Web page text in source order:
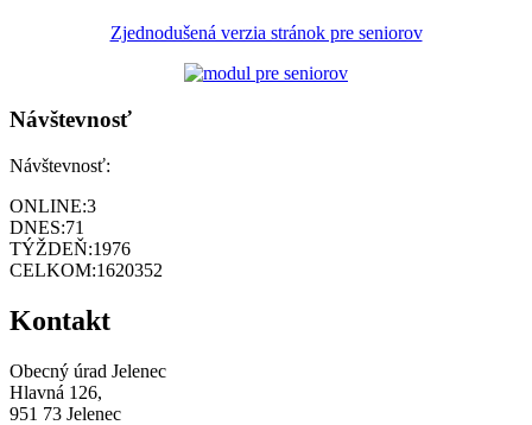
Zjednodušená verzia stránok pre seniorov
Návštevnosť
Návštevnosť:
ONLINE:3
DNES:71
TÝŽDEŇ:1976
CELKOM:1620352
Kontakt
Obecný úrad Jelenec
Hlavná 126,
951 73 Jelenec